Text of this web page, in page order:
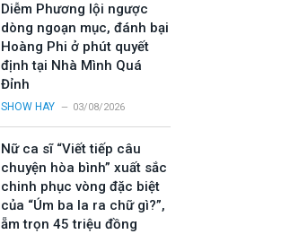
Diễm Phương lội ngược
dòng ngoạn mục, đánh bại
Hoàng Phi ở phút quyết
định tại Nhà Mình Quá
Đỉnh
SHOW HAY 03/08/2026
Nữ ca sĩ “Viết tiếp câu
chuyện hòa bình” xuất sắc
chinh phục vòng đặc biệt
của “Úm ba la ra chữ gì?”,
ẵm trọn 45 triệu đồng